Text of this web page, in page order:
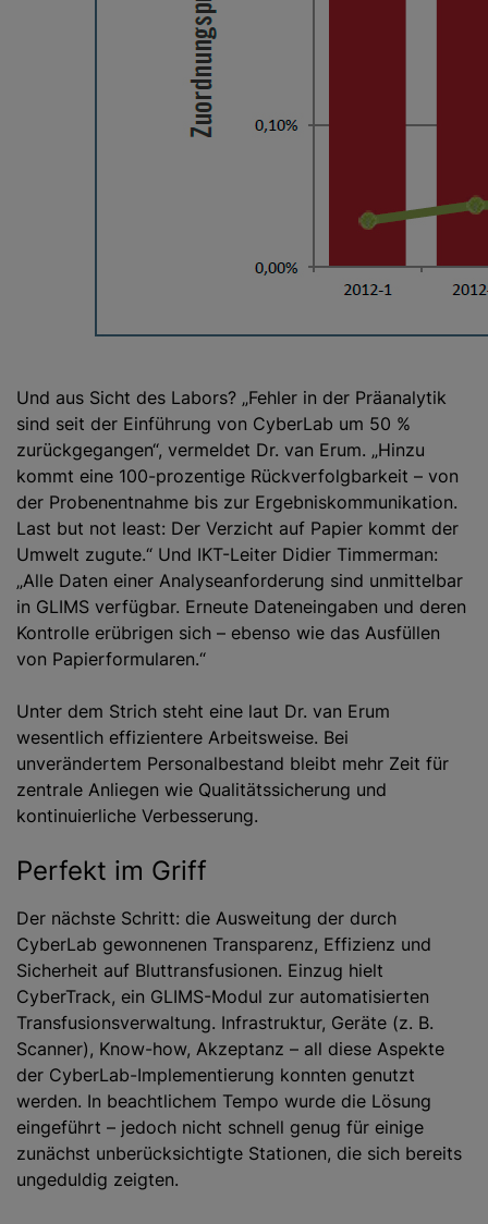
Und aus Sicht des Labors? „Fehler in der Präanalytik
sind seit der Einführung von CyberLab um 50 %
zurückgegangen“, vermeldet Dr. van Erum. „Hinzu
kommt eine 100-prozentige Rückverfolgbarkeit – von
der Probenentnahme bis zur Ergebniskommunikation.
Last but not least: Der Verzicht auf Papier kommt der
Umwelt zugute.“ Und IKT-Leiter Didier Timmerman:
„Alle Daten einer Analyseanforderung sind unmittelbar
in GLIMS verfügbar. Erneute Dateneingaben und deren
Kontrolle erübrigen sich – ebenso wie das Ausfüllen
von Papierformularen.“
Unter dem Strich steht eine laut Dr. van Erum
wesentlich effizientere Arbeitsweise. Bei
unverändertem Personalbestand bleibt mehr Zeit für
zentrale Anliegen wie Qualitätssicherung und
kontinuierliche Verbesserung.
Perfekt im Griff
Der nächste Schritt: die Ausweitung der durch
CyberLab gewonnenen Transparenz, Effizienz und
Sicherheit auf Bluttransfusionen. Einzug hielt
CyberTrack, ein GLIMS-Modul zur automatisierten
Transfusionsverwaltung. Infrastruktur, Geräte (z. B.
Scanner), Know-how, Akzeptanz – all diese Aspekte
der CyberLab-Implementierung konnten genutzt
werden. In beachtlichem Tempo wurde die Lösung
eingeführt – jedoch nicht schnell genug für einige
zunächst unberücksichtigte Stationen, die sich bereits
ungeduldig zeigten.